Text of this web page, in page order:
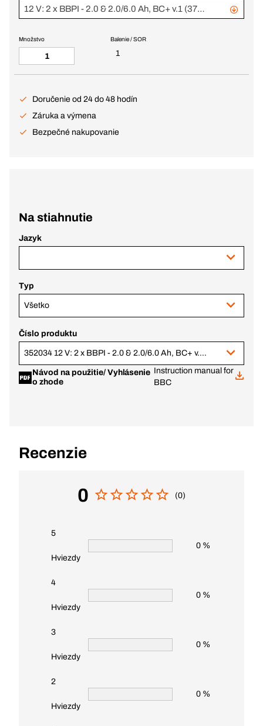
12 V: 2 x BBPI - 2.0 & 2.0/6.0 Ah, BC+ v.1 (370906 + 370469)
Balenie / SOR
1
Množstvo
Doručenie od 24 do 48 hodín
Záruka a výmena
Bezpečné nakupovanie
Na stiahnutie
Jazyk
Typ
Všetko
Číslo produktu
352034 12 V: 2 x BBPI - 2.0 & 2.0/6.0 Ah, BC+ v.1 (370906 + 370469)
Návod na použitie/ Vyhlásenie
o zhode
Instruction manual for
BBC
Recenzie
0 (0)
5
Hviezdy
0 %
4
Hviezdy
0 %
3
Hviezdy
0 %
2
Hviezdy
0 %